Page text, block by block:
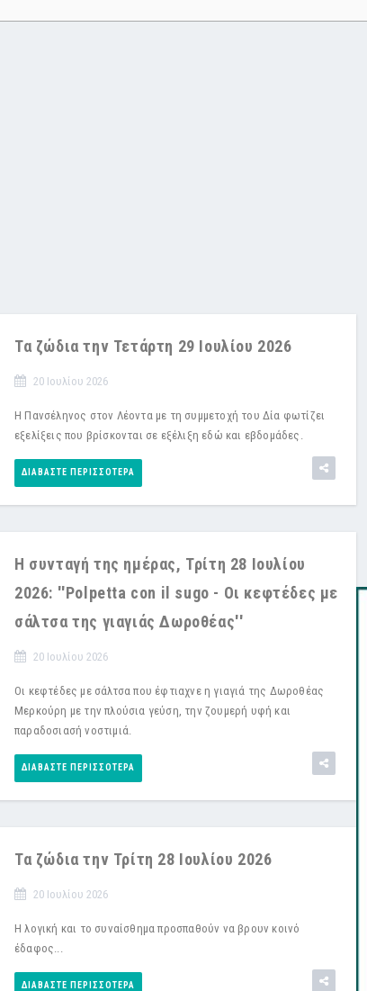
Τα ζώδια την Τετάρτη 29 Ιουλίου 2026
20 Ιουλίου 2026
Η Πανσέληνος στον Λέοντα με τη συμμετοχή του Δία φωτίζει
εξελίξεις που βρίσκονται σε εξέλιξη εδώ και εβδομάδες.
ΔΙΑΒΆΣΤΕ ΠΕΡΙΣΣΌΤΕΡΑ
Η συνταγή της ημέρας, Τρίτη 28 Ιουλίου
2026: ''Polpetta con il sugo - Οι κεφτέδες με
σάλτσα της γιαγιάς Δωροθέας''
20 Ιουλίου 2026
Οι κεφτέδες με σάλτσα που έφτιαχνε η γιαγιά της Δωροθέας
Μερκούρη με την πλούσια γεύση, την ζουμερή υφή και
παραδοσιασή νοστιμιά.
ΔΙΑΒΆΣΤΕ ΠΕΡΙΣΣΌΤΕΡΑ
Τα ζώδια την Τρίτη 28 Ιουλίου 2026
20 Ιουλίου 2026
Η λογική και το συναίσθημα προσπαθούν να βρουν κοινό
έδαφος...
ΔΙΑΒΆΣΤΕ ΠΕΡΙΣΣΌΤΕΡΑ